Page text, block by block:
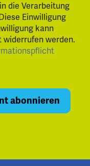
die Verarbeitung
Einwilligung
kann
werden.